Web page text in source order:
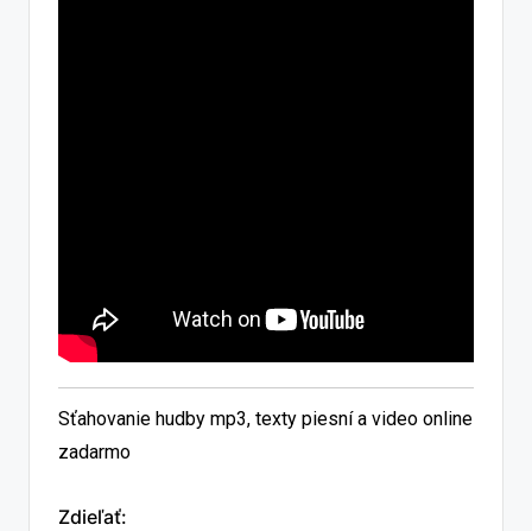
Sťahovanie hudby mp3, texty piesní a video online
zadarmo
Zdieľať: